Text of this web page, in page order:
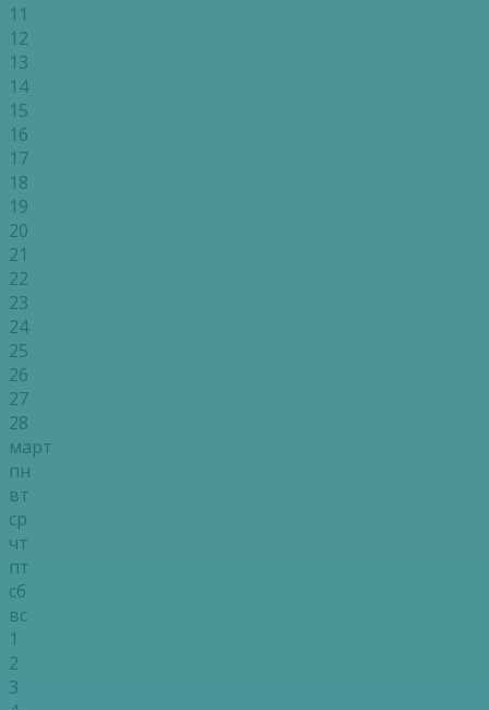
11
12
13
14
15
16
17
18
19
20
21
22
23
24
25
26
27
28
март
пн
вт
ср
чт
пт
сб
вс
1
2
3